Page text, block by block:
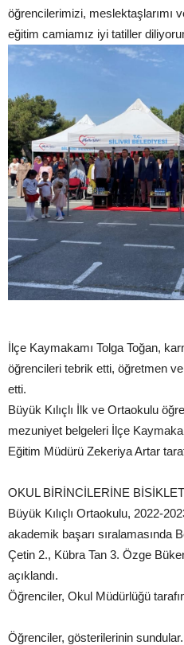
öğrencilerimizi, meslektaşlarımı
eğitim camiamız iyi tatiller
İlçe Kaymakamı Tolga Toğan,
öğrencileri tebrik etti, öğretmen
etti.
Büyük Kılıçlı İlk ve Ortaokulu
mezuniyet belgeleri İlçe
Eğitim Müdürü Zekeriya Artar
OKUL BİRİNCİLERİNE
Büyük Kılıçlı Ortaokulu, 2022-
akademik başarı sıralamasında
Çetin 2., Kübra Tan 3. Özge
açıklandı.
Öğrenciler, Okul Müdürlüğü
Öğrenciler, gösterilerinin sundular.